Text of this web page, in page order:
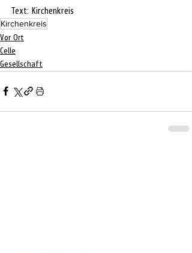
Text: Kirchenkreis
Kirchenkreis
Vor Ort
Celle
Gesellschaft